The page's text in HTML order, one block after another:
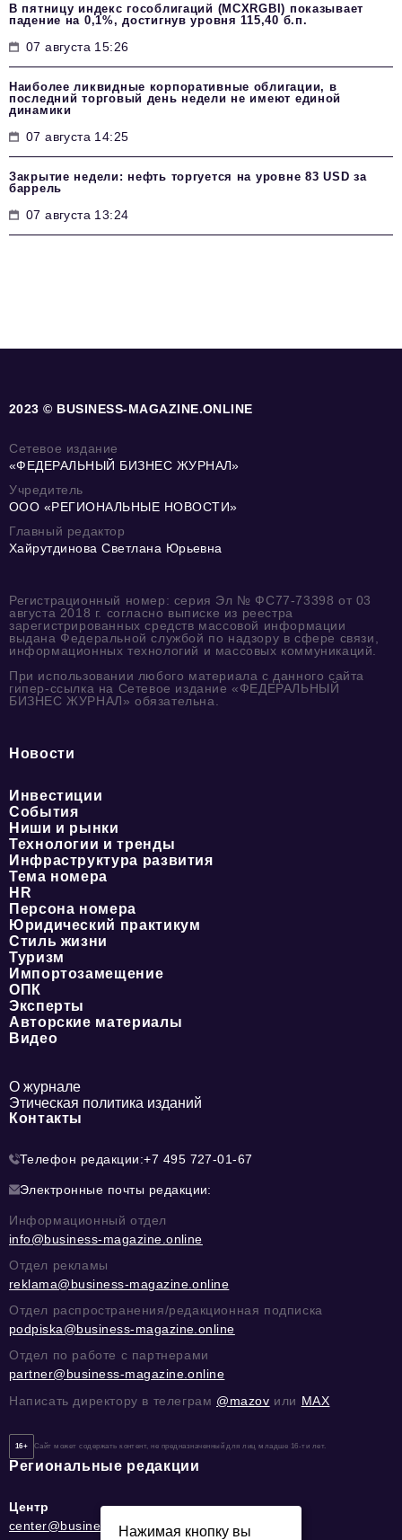
В пятницу индекс гособлигаций (MCXRGBI) показывает
падение на 0,1%, достигнув уровня 115,40 б.п.
07 августа 15:26
Наиболее ликвидные корпоративные облигации, в
последний торговый день недели не имеют единой
динамики
07 августа 14:25
Закрытие недели: нефть торгуется на уровне 83 USD за
баррель
07 августа 13:24
2023 © BUSINESS-MAGAZINE.ONLINE
Сетевое издание
«ФЕДЕРАЛЬНЫЙ БИЗНЕС ЖУРНАЛ»
Учредитель
ООО «РЕГИОНАЛЬНЫЕ НОВОСТИ»
Главный редактор
Хайрутдинова Светлана Юрьевна
Регистрационный номер: серия Эл № ФС77-73398 от 03
августа 2018 г. согласно выписке из реестра
зарегистрированных средств массовой информации
выдана Федеральной службой по надзору в сфере связи,
информационных технологий и массовых коммуникаций.
При использовании любого материала с данного сайта
гипер-ссылка на Сетевое издание «ФЕДЕРАЛЬНЫЙ
БИЗНЕС ЖУРНАЛ» обязательна.
Новости
Инвестиции
События
Ниши и рынки
Технологии и тренды
Инфраструктура развития
Тема номера
HR
Персона номера
Юридический практикум
Стиль жизни
Туризм
Импортозамещение
ОПК
Эксперты
Авторские материалы
Видео
О журнале
Этическая политика изданий
Контакты
Телефон редакции:+7 495 727-01-67
Электронные почты редакции:
Информационный отдел
info@business-magazine.online
Отдел рекламы
reklama@business-magazine.online
Отдел распространения/редакционная подписка
podpiska@business-magazine.online
Отдел по работе с партнерами
partner@business-magazine.online
Написать директору в телеграм @mazov или MAX
16+ Сайт может содержать контент, не предназначенный для лиц младше 16-ти лет.
Региональные редакции
Центр
center@business-magazine.online
Нажимая кнопку вы